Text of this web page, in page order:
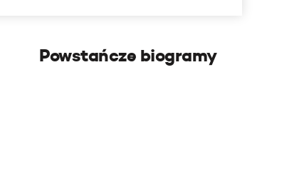
Powstańcze biogramy